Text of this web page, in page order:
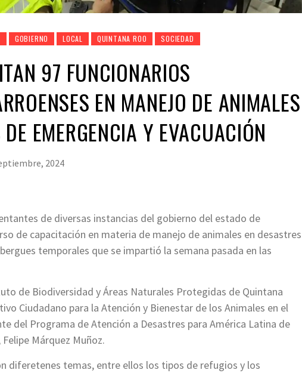
GOBIERNO LOCAL QUINTANA ROO SOCIEDAD
97 FUNCIONARIOS
EN MANEJO DE ANIMALES
EMERGENCIA Y EVACUACIÓN
2024
de diversas instancias del gobierno del estado de
de capacitación en materia de manejo de animales en desastres
temporales que se impartió la semana pasada en las
de Biodiversidad y Áreas Naturales Protegidas de Quintana
Ciudadano para la Atención y Bienestar de los Animales en el
del Programa de Atención a Desastres para América Latina de
Márquez Muñoz.
diferetenes temas, entre ellos los tipos de refugios y los